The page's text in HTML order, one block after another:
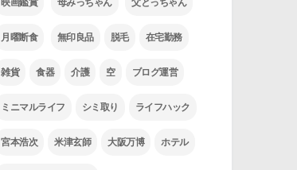
月曜断食 無印良品 脱毛 在宅勤務
雑貨 食器 介護 空 ブログ運営
ミニマルライフ シミ取り ライフハック
宮本浩次 米津玄師 大阪万博 ホテル